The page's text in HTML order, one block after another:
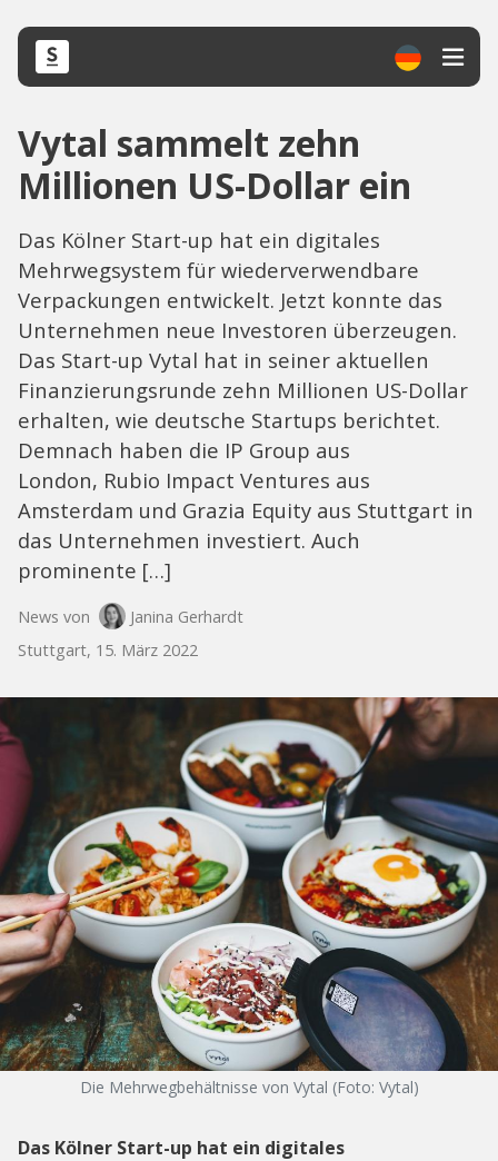
Vytal sammelt zehn
Millionen US-Dollar ein
Das Kölner Start-up hat ein digitales
Mehrwegsystem für wiederverwendbare
Verpackungen entwickelt. Jetzt konnte das
Unternehmen neue Investoren überzeugen.
Das Start-up Vytal hat in seiner aktuellen
Finanzierungsrunde zehn Millionen US-Dollar
erhalten, wie deutsche Startups berichtet.
Demnach haben die IP Group aus
London, Rubio Impact Ventures aus
Amsterdam und Grazia Equity aus Stuttgart in
das Unternehmen investiert. Auch
prominente […]
News von
Janina Gerhardt
Stuttgart, 15. März 2022
Die Mehrwegbehältnisse von Vytal (Foto: Vytal)
Das Kölner Start-up hat ein digitales